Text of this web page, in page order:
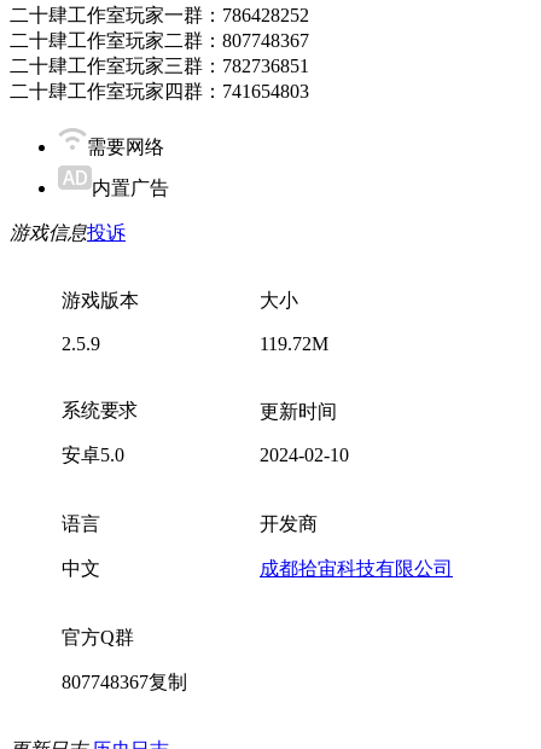
二十肆工作室玩家一群：786428252
二十肆工作室玩家二群：807748367
二十肆工作室玩家三群：782736851
二十肆工作室玩家四群：741654803
需要网络
内置广告
游戏信息投诉
游戏版本
2.5.9
大小
119.72M
系统要求
安卓5.0
更新时间
2024-02-10
语言
中文
开发商
成都拾宙科技有限公司
官方Q群
807748367复制